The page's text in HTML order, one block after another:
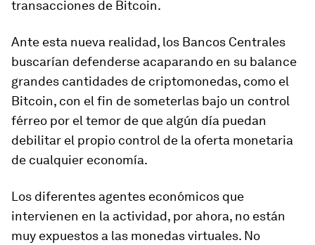
transacciones de Bitcoin.
Ante esta nueva realidad, los Bancos Centrales
buscarían defenderse acaparando en su balance
grandes cantidades de criptomonedas, como el
Bitcoin, con el fin de someterlas bajo un control
férreo por el temor de que algún día puedan
debilitar el propio control de la oferta monetaria
de cualquier economía.
Los diferentes agentes económicos que
intervienen en la actividad, por ahora, no están
muy expuestos a las monedas virtuales. No